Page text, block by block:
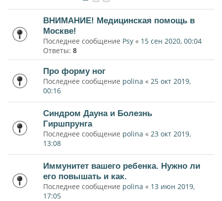
ВНИМАНИЕ! Медицинская помощь в
Москве!
Последнее сообщение Psy « 15 сен 2020, 00:04
Ответы: 8
Про форму ног
Последнее сообщение polina « 25 окт 2019,
00:16
Синдром Дауна и Болезнь
Гиршпрунга
Последнее сообщение polina « 23 окт 2019,
13:08
Иммунитет вашего ребенка. Нужно ли
его повышать и как.
Последнее сообщение polina « 13 июн 2019,
17:05